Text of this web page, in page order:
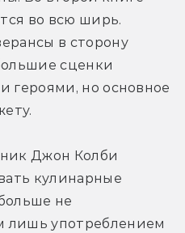
во всю ширь.
в сторону
сценки
героями, но основное
Джон Колби
кулинарные
не
лишь употреблением